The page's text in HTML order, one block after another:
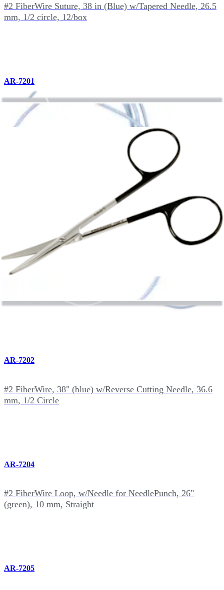
#2 FiberWire Suture, 38 in (Blue) w/Tapered Needle, 26.5
mm, 1/2 circle, 12/box
AR-7201
#2 FiberWire, 38", 2 Strands (1 blue, 1 white/black)
#2 FiberWire, 38" (Blue), 12/box
AR-7240
#2 FiberWire, 38", 2 strands (1 white, 1 blue/black)
AR-7202
#2 FiberWire, 38" (blue) w/Reverse Cutting Needle, 36.6
mm, 1/2 Circle
AR-7204
#2 FiberWire Loop, w/Needle for NeedlePunch, 26"
(green), 10 mm, Straight
AR-7205